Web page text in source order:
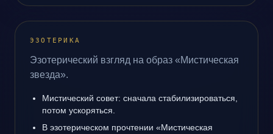
ЭЗОТЕРИКА
Эзотерический взгляд на образ «Мистическая
звезда».
Мистический совет: сначала стабилизироваться,
потом ускоряться.
В эзотерическом прочтении «Мистическая